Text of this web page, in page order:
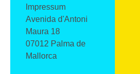
Impressum
Avenida d'Antoni
Maura 18
07012 Palma de
Mallorca